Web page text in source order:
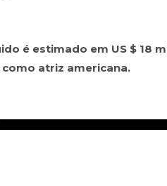
é estimado em US $ 18
atriz americana.